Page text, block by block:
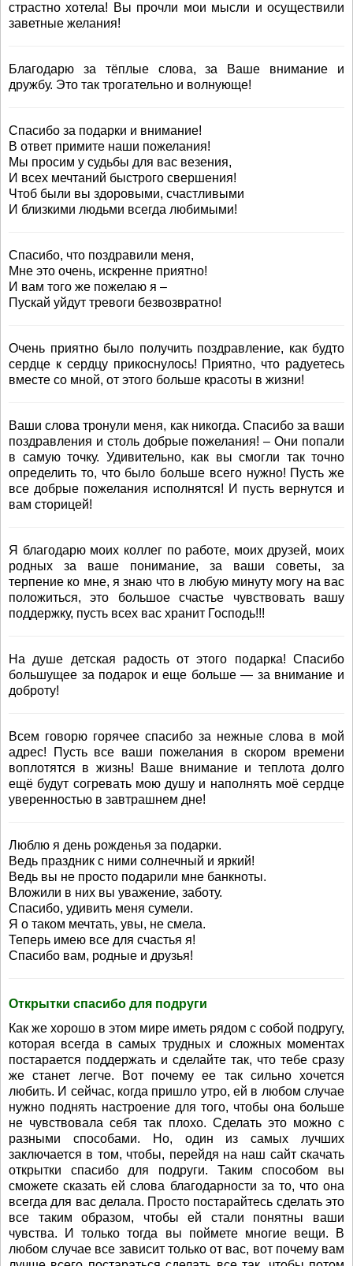
страстно хотела! Вы прочли мои мысли и осуществили
заветные желания!
Благодарю за тёплые слова, за Ваше внимание и
дружбу. Это так трогательно и волнующе!
Спасибо за подарки и внимание!
В ответ примите наши пожелания!
Мы просим у судьбы для вас везения,
И всех мечтаний быстрого свершения!
Чтоб были вы здоровыми, счастливыми
И близкими людьми всегда любимыми!
Спасибо, что поздравили меня,
Мне это очень, искренне приятно!
И вам того же пожелаю я –
Пускай уйдут тревоги безвозвратно!
Очень приятно было получить поздравление, как будто
сердце к сердцу прикоснулось! Приятно, что радуетесь
вместе со мной, от этого больше красоты в жизни!
Ваши слова тронули меня, как никогда. Спасибо за ваши
поздравления и столь добрые пожелания! – Они попали
в самую точку. Удивительно, как вы смогли так точно
определить то, что было больше всего нужно! Пусть же
все добрые пожелания исполнятся! И пусть вернутся и
вам сторицей!
Я благодарю моих коллег по работе, моих друзей, моих
родных за ваше понимание, за ваши советы, за
терпение ко мне, я знаю что в любую минуту могу на вас
положиться, это большое счастье чувствовать вашу
поддержку, пусть всех вас хранит Господь!!!
На душе детская радость от этого подарка! Спасибо
большущее за подарок и еще больше — за внимание и
доброту!
Всем говорю горячее спасибо за нежные слова в мой
адрес! Пусть все ваши пожелания в скором времени
воплотятся в жизнь! Ваше внимание и теплота долго
ещё будут согревать мою душу и наполнять моё сердце
уверенностью в завтрашнем дне!
Люблю я день рожденья за подарки.
Ведь праздник с ними солнечный и яркий!
Ведь вы не просто подарили мне банкноты.
Вложили в них вы уважение, заботу.
Спасибо, удивить меня сумели.
Я о таком мечтать, увы, не смела.
Теперь имею все для счастья я!
Спасибо вам, родные и друзья!
Открытки спасибо для подруги
Как же хорошо в этом мире иметь рядом с собой подругу,
которая всегда в самых трудных и сложных моментах
постарается поддержать и сделайте так, что тебе сразу
же станет легче. Вот почему ее так сильно хочется
любить. И сейчас, когда пришло утро, ей в любом случае
нужно поднять настроение для того, чтобы она больше
не чувствовала себя так плохо. Сделать это можно с
разными способами. Но, один из самых лучших
заключается в том, чтобы, перейдя на наш сайт скачать
открытки спасибо для подруги. Таким способом вы
сможете сказать ей слова благодарности за то, что она
всегда для вас делала. Просто постарайтесь сделать это
все таким образом, чтобы ей стали понятны ваши
чувства. И только тогда вы поймете многие вещи. В
любом случае все зависит только от вас, вот почему вам